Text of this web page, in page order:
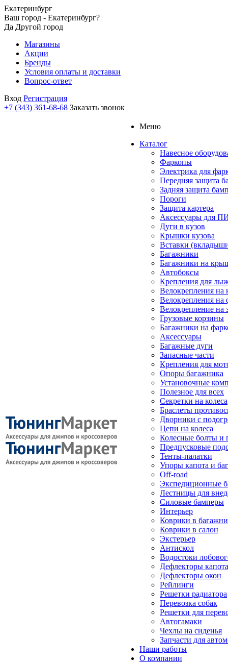
Екатеринбург
Ваш город - Екатеринбург?
Да Другой город
Магазины
Акции
Бренды
Условия оплаты и доставки
Вопрос-ответ
Вход Регистрация
+7 (343) 361-68-68 Заказать звонок
Меню
Каталог
Навесное
Фаркопы
Электрика для
Передняя защита
Задняя защита
Пороги
Защита картера
Аксессуары для
Дуги в кузов
Крышки кузова
Вставки
Багажники
Багажники на
Автобоксы
Крепления для
Велокрепления
Велокрепления на
Велокрепление на
Грузовые корзины
Багажники на
Аксессуары
Багажные дуги
Запасные части
Крепления для
Опоры багажника
Установочные
Полезное для всех
Секретки на колеса
Браслеты
Дворники с
Цепи на колеса
Колесные болты и
Предпусковые
Тенты-палатки
Упоры капота и
Off-road
Экспедиционные
Лестницы для
Силовые бамперы
Интерьер
Коврики в
Коврики в салон
Экстерьер
Антискол
Водостоки
Дефлекторы капота
Дефлекторы окон
Рейлинги
Решетки радиатора
Перевозка собак
Решетки для
Автогамаки
Чехлы на сиденья
Запчасти для
Наши работы
О компании